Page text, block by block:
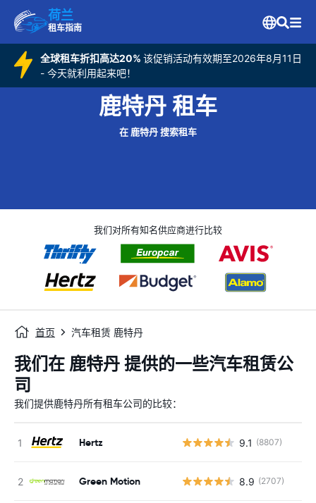
荷兰
租车指南
全球租车折扣高达20% 该促销活动有效期至2026年8月11日
- 今天就利用起来吧！
鹿特丹 租车
在 鹿特丹 搜索租车
我们对所有知名供应商进行比较
首页 汽车租赁 鹿特丹
我们在 鹿特丹 提供的一些汽车租赁公
司
我们提供鹿特丹所有租车公司的比较：
Hertz 9.1 (8807)
Green Motion 8.9 (2707)